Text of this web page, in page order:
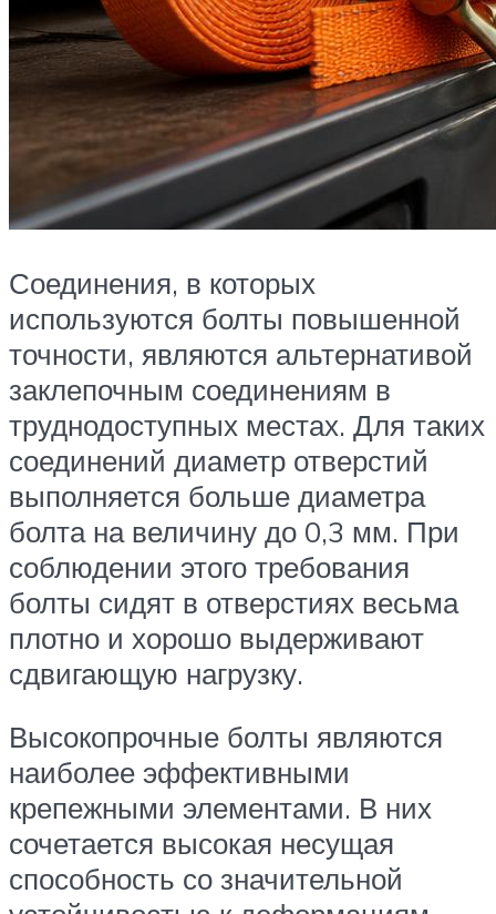
Соединения, в которых
используются болты повышенной
точности, являются альтернативой
заклепочным соединениям в
труднодоступных местах. Для таких
соединений диаметр отверстий
выполняется больше диаметра
болта на величину до 0,3 мм. При
соблюдении этого требования
болты сидят в отверстиях весьма
плотно и хорошо выдерживают
сдвигающую нагрузку.
Высокопрочные болты являются
наиболее эффективными
крепежными элементами. В них
сочетается высокая несущая
способность со значительной